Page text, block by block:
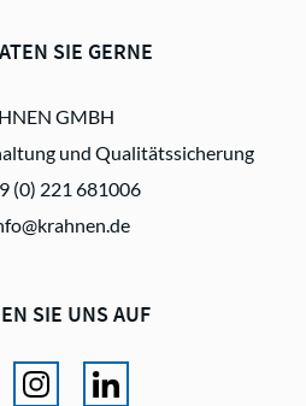
SIE GERNE
GMBH
und Qualitätssicherung
(0) 221 681006
SIE UNS AUF